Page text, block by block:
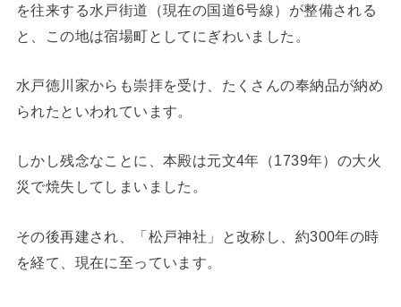
を往来する水戸街道（現在の国道6号線）が整備される
と、この地は宿場町としてにぎわいました。
水戸徳川家からも崇拝を受け、たくさんの奉納品が納め
られたといわれています。
しかし残念なことに、本殿は元文4年（1739年）の大火
災で焼失してしまいました。
その後再建され、「松戸神社」と改称し、約300年の時
を経て、現在に至っています。